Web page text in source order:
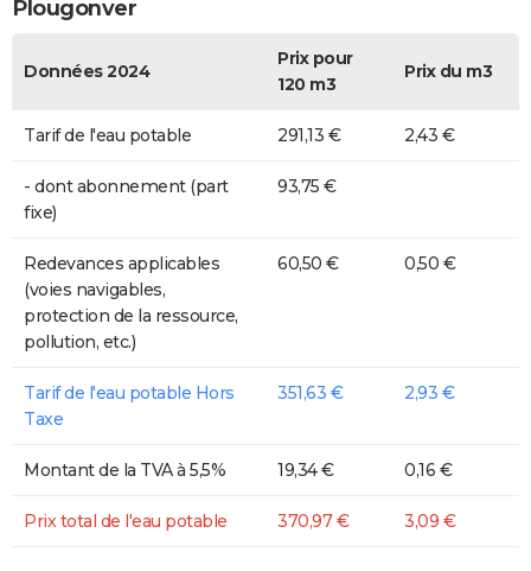
Plougonver
Données 2024
Prix pour
120 m3
Prix du m3
Tarif de l'eau potable 291,13 € 2,43 €
- dont abonnement (part
fixe)
93,75 €
Redevances applicables
(voies navigables,
protection de la ressource,
pollution, etc.)
60,50 € 0,50 €
Tarif de l'eau potable Hors
Taxe
351,63 € 2,93 €
Montant de la TVA à 5,5% 19,34 € 0,16 €
Prix total de l'eau potable 370,97 € 3,09 €